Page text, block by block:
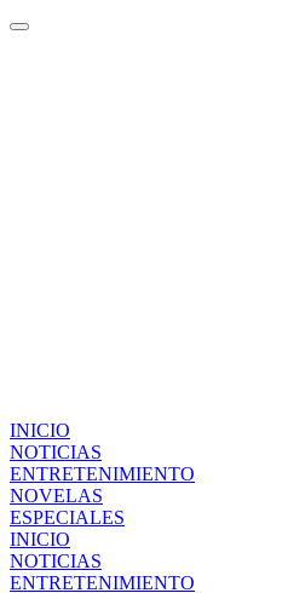
INICIO
NOTICIAS
ENTRETENIMIENTO
NOVELAS
ESPECIALES
INICIO
NOTICIAS
ENTRETENIMIENTO